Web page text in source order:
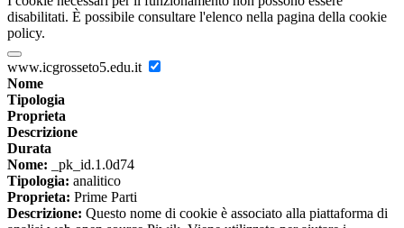
disabilitati. È possibile consultare l'elenco nella pagina della cookie
policy.
www.icgrosseto5.edu.it
Nome
Tipologia
Proprieta
Descrizione
Durata
Nome: _pk_id.1.0d74
Tipologia: analitico
Proprieta: Prime Parti
Descrizione: Questo nome di cookie è associato alla piattaforma di